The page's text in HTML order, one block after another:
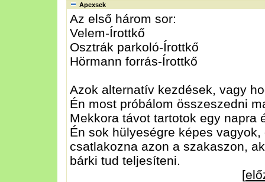
Apexsek
Az első három sor:
Velem-Írottkő
Osztrák parkoló-Írottkő
Hörmann forrás-Írottkő
Azok alternatív kezdések, vagy
Én most próbálom összeszedni
Mekkora távot tartotok egy napra
Én sok hülyeségre képes
csatlakozna azon a szakaszon,
bárki tud teljesíteni.
[